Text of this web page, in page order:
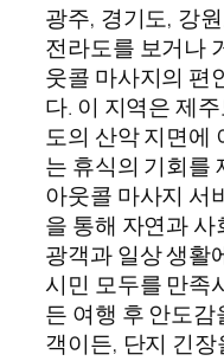
광주, 경기도, 강
전라도를 보거나
웃콜 마사지의 편
다. 이 지역은 제
도의 산악 지면에
는 휴식의 기회를
아웃콜 마사지 서
을 통해 자연과
광객과 일상 생활
시민 모두를 만족
든 여행 후 안도
객이든, 단지 긴